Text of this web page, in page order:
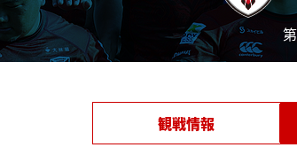
観戦情報